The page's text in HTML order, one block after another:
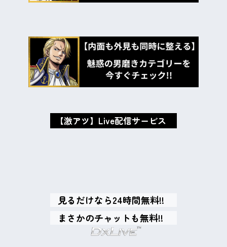
oxMISAox
【激アツ】Live配信サービス
見るだけなら24時間無料!!
まさかのチャットも無料!!